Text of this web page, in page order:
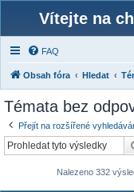
Vítejte na
FAQ
Obsah fóra Hledat
Témata bez
Přejít na rozšířené
Nalezeno 332